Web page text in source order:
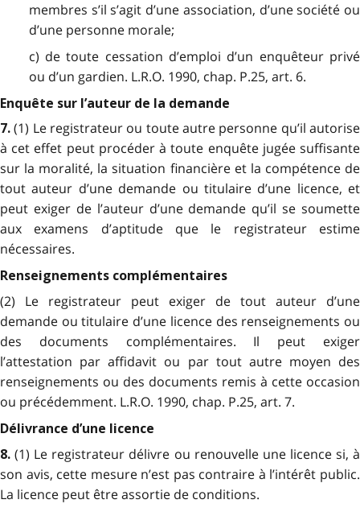
membres s’il s’agit d’une association, d’une société ou
d’une personne morale;
c) de toute cessation d’emploi d’un enquêteur privé
ou d’un gardien. L.R.O. 1990, chap. P.25, art. 6.
Enquête sur l’auteur de la demande
7.(1) Le registrateur ou toute autre personne qu’il autorise
à cet effet peut procéder à toute enquête jugée suffisante
sur la moralité, la situation financière et la compétence de
tout auteur d’une demande ou titulaire d’une licence, et
peut exiger de l’auteur d’une demande qu’il se soumette
aux examens d’aptitude que le registrateur estime
nécessaires.
Renseignements complémentaires
(2) Le registrateur peut exiger de tout auteur d’une
demande ou titulaire d’une licence des renseignements ou
des documents complémentaires. Il peut exiger
l’attestation par affidavit ou par tout autre moyen des
renseignements ou des documents remis à cette occasion
ou précédemment. L.R.O. 1990, chap. P.25, art. 7.
Délivrance d’une licence
8.(1) Le registrateur délivre ou renouvelle une licence si, à
son avis, cette mesure n’est pas contraire à l’intérêt public.
La licence peut être assortie de conditions.